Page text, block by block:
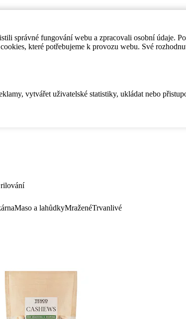
správné fungování webu a zpracovali osobní údaje.
které potřebujeme k provozu webu. Své
vytvářet uživatelské statistiky, ukládat nebo
Maso a lahůdkyMraženéTrvanlivé